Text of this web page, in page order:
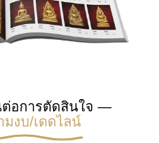
ต่อการตัดสินใจ —
งบ/เดดไลน์